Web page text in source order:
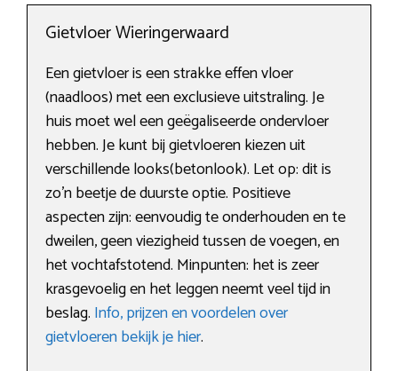
Gietvloer Wieringerwaard
Een gietvloer is een strakke effen vloer
(naadloos) met een exclusieve uitstraling. Je
huis moet wel een geëgaliseerde ondervloer
hebben. Je kunt bij gietvloeren kiezen uit
verschillende looks(betonlook). Let op: dit is
zo’n beetje de duurste optie. Positieve
aspecten zijn: eenvoudig te onderhouden en te
dweilen, geen viezigheid tussen de voegen, en
het vochtafstotend. Minpunten: het is zeer
krasgevoelig en het leggen neemt veel tijd in
beslag. Info, prijzen en voordelen over
gietvloeren bekijk je hier.